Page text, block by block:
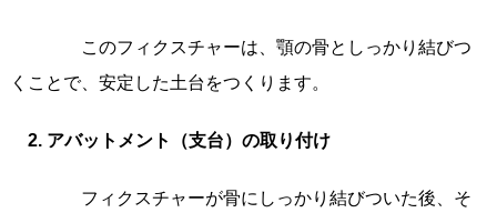
このフィクスチャーは、顎の骨としっかり結びつ
くことで、安定した土台をつくります。
2. アバットメント（支台）の取り付け
フィクスチャーが骨にしっかり結びついた後、そ